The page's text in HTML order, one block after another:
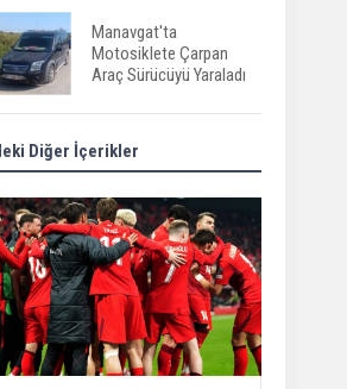
Manavgat'ta
Motosiklete Çarpan
Araç Sürücüyü Yaraladı
Gazipaşa’da gürültü
terörü: 305 bin liralık
ceza
Serik'te Yangın Seralara
ve Mezarlığa Sıçradı
Diğer İçerikler